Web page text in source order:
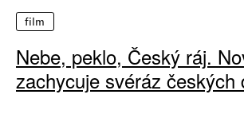
film
Nebe, peklo, Český ráj.
zachycuje svéráz českých